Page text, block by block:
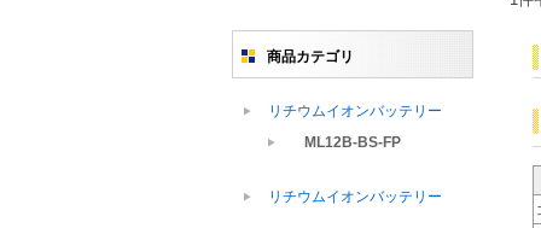
商品カテゴリ
リチウムイオンバッテリー
ML12B-BS-FP
リチウムイオンバッテリー